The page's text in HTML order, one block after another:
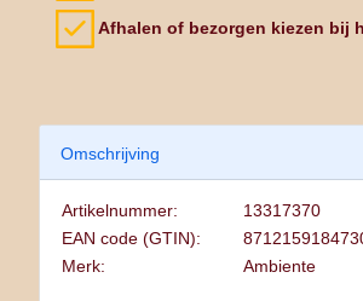
Afhalen of bezorgen kiezen bij
Omschrijving
Artikelnummer:
13317370
EAN code (GTIN):
Merk:
Ambiente